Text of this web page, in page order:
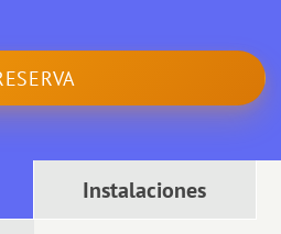
Instalaciones